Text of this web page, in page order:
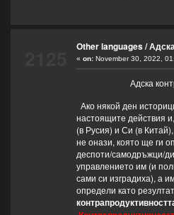
Other languages/
« on:November 30, 2022,
Адска
Ако някой ден
настоящите действия
(в Русия) и Си (в
не онази, която ще ги
деспоти/самодръжци/
управлението им (и
сами си изградиха), а
определи като